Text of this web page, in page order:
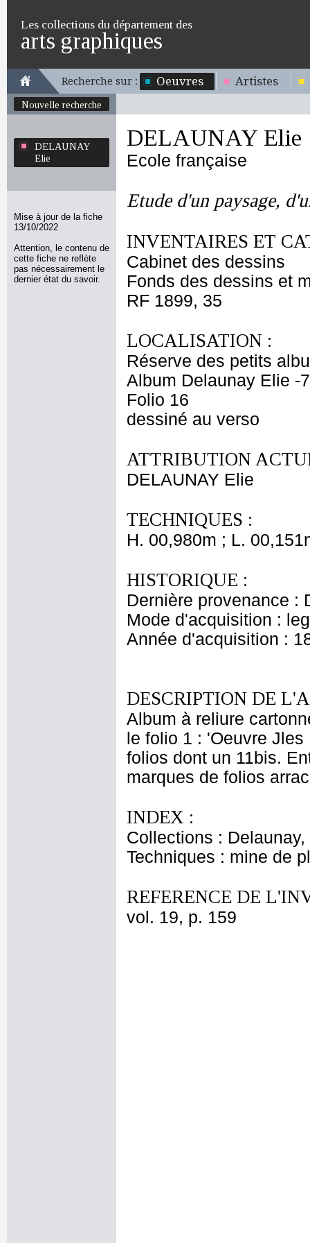
Les collections du département des
arts graphiques
Recherche sur : Oeuvres Artistes
Nouvelle recherche
DELAUNAY
Elie
Mise à jour de la fiche
13/10/2022
Attention, le contenu de
cette fiche ne reflète
pas nécessairement le
dernier état du savoir.
DELAUNAY Elie
Ecole française
Etude d'un paysage,
INVENTAIRES ET
Cabinet des dessins
Fonds des dessins et
RF 1899, 35
LOCALISATION :
Réserve des petits
Album Delaunay Elie -
Folio 16
dessiné au verso
ATTRIBUTION
DELAUNAY Elie
TECHNIQUES :
H. 00,980m ; L.
HISTORIQUE :
Dernière provenance :
Mode d'acquisition :
Année d'acquisition :
DESCRIPTION DE
Album à reliure
le folio 1 : 'Oeuvre
folios dont un 11bis.
marques de folios
INDEX :
Collections : Delaunay,
Techniques : mine de
REFERENCE DE
vol. 19, p. 159